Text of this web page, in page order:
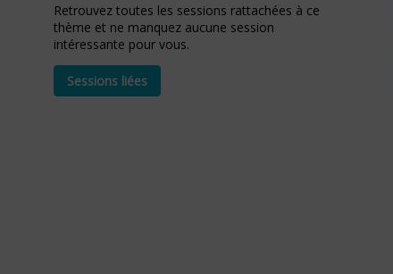
Retrouvez toutes les sessions rattachées à ce
thème et ne manquez aucune session
intéressante pour vous.
Sessions liées